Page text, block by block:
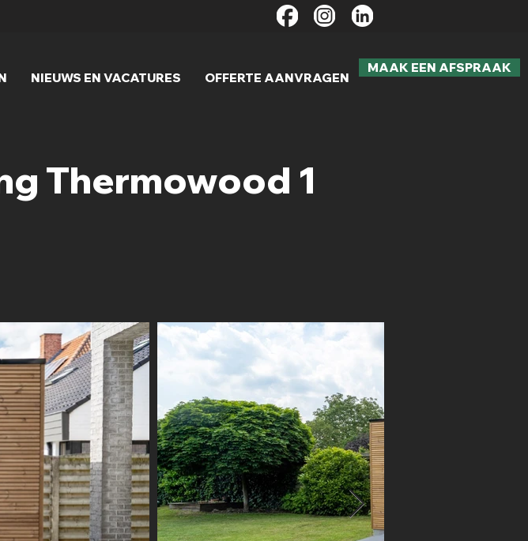
NIEUWS EN VACATURES OFFERTE AANVRAGEN
MAAK EEN AFSPRAAK
Thermowood 1